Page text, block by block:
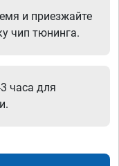
и приезжайте
чип тюнинга.
часа для